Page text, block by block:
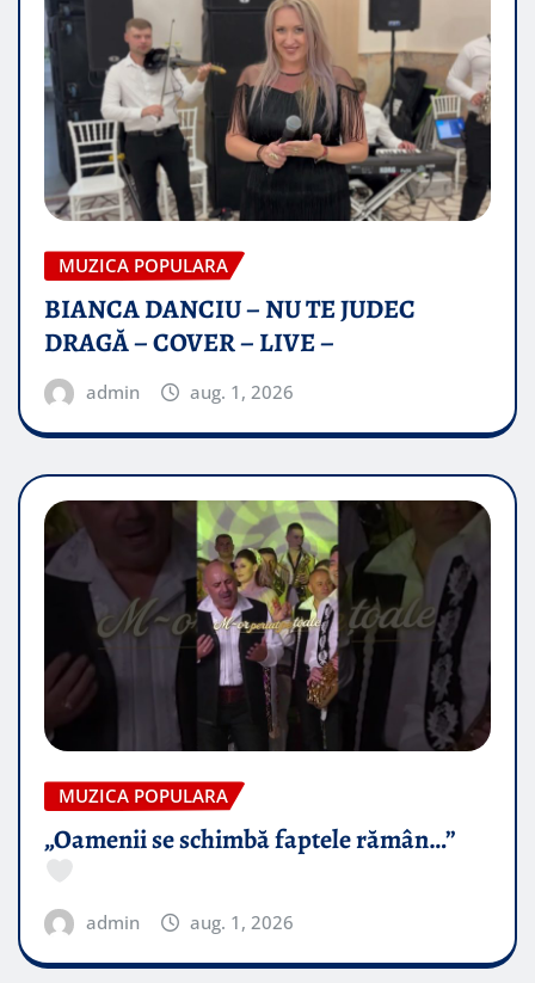
MUZICA POPULARA
BIANCA DANCIU – NU TE JUDEC
DRAGĂ – COVER – LIVE –
admin aug. 1, 2026
MUZICA POPULARA
„Oamenii se schimbă faptele rămân…”
admin aug. 1, 2026